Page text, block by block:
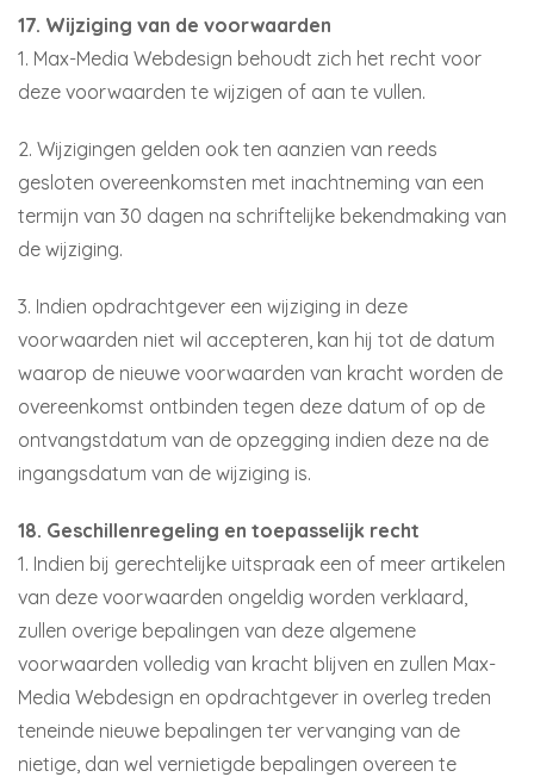
17. Wijziging van de voorwaarden
1. Max-Media Webdesign behoudt zich het recht voor
deze voorwaarden te wijzigen of aan te vullen.
2. Wijzigingen gelden ook ten aanzien van reeds
gesloten overeenkomsten met inachtneming van een
termijn van 30 dagen na schriftelijke bekendmaking van
de wijziging.
3. Indien opdrachtgever een wijziging in deze
voorwaarden niet wil accepteren, kan hij tot de datum
waarop de nieuwe voorwaarden van kracht worden de
overeenkomst ontbinden tegen deze datum of op de
ontvangstdatum van de opzegging indien deze na de
ingangsdatum van de wijziging is.
18. Geschillenregeling en toepasselijk recht
1. Indien bij gerechtelijke uitspraak een of meer artikelen
van deze voorwaarden ongeldig worden verklaard,
zullen overige bepalingen van deze algemene
voorwaarden volledig van kracht blijven en zullen Max-
Media Webdesign en opdrachtgever in overleg treden
teneinde nieuwe bepalingen ter vervanging van de
nietige, dan wel vernietigde bepalingen overeen te